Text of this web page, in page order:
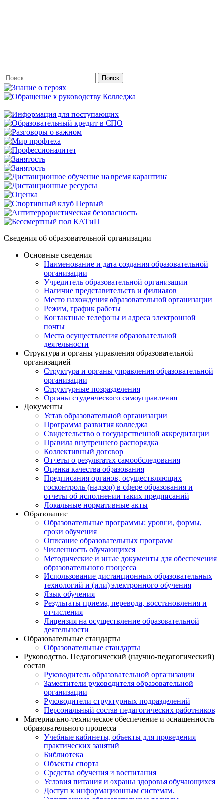
Найти:
Сведения об образовательной организации
Основные сведения
Наименование и дата создания образовательной
организации
Учредитель образовательной организации
Наличие представительств и филиалов
Место нахождения образовательной организации
Режим, график работы
Контактные телефоны и адреса электронной
почты
Места осуществления образовательной
деятельности
Структура и органы управления образовательной
организацией
Структура и органы управления образовательной
организации
Структурные позразделения
Органы студенческого самоуправления
Документы
Устав образовательной организации
Программа развития колледжа
Свидетельство о государственной аккредитации
Правила внутреннего распорядка
Коллективный договор
Отчеты о результатах самообследования
Оценка качества образования
Предписания органов, осуществляющих
госконтроль (надзор) в сфере образования и
отчеты об исполнении таких предписаний
Локальные нормативные акты
Образование
Образовательные программы: уровни, формы,
сроки обучения
Описание образовательных программ
Численность обучающихся
Методические и иные документы для обеспечения
образовательного процесса
Использование дистанционных образовательных
технологий и (или) электронного обучения
Язык обучения
Результаты приема, перевода, восстановления и
отчисления
Лицензия на осуществление образовательной
деятельности
Образовательные стандарты
Образовательные стандарты
Руководство. Педагогический (научно-педагогический)
состав
Руководитель образовательной организации
Заместители руководителя образовательной
организации
Руководители структурных подразделений
Персональный состав педагогических работников
Материально-техническое обеспечение и оснащенность
образовательного процесса
Учебные кабинеты, объекты для проведения
практических занятий
Библиотека
Объекты спорта
Средства обучения и воспитания
Условия питания и охраны здоровья обучающихся
Доступ к информационным системам.